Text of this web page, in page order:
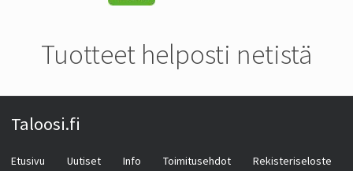
Tuotteet helposti netistä
Taloosi.fi
Etusivu Uutiset Info Toimitusehdot
Rekisteriseloste